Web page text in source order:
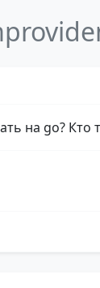
на go? Кто